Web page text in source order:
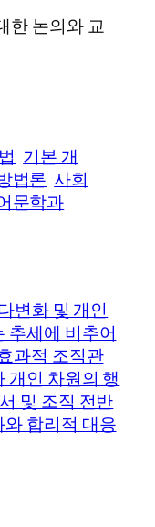
한 논의와 교
기본 개
법론 사회
문학과
변화 및 개인
추세에 비추어
과적 조직관
개인 차원의 행
및 조직 전반
합리적 대응